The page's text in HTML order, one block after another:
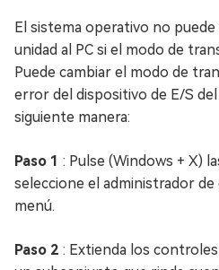
El sistema operativo no
unidad al PC si el modo de
Puede cambiar el modo de
error del dispositivo de E/S
siguiente manera:
Paso 1 : Pulse (Windows + X)
seleccione el administrador de
menú.
Paso 2 : Extienda los